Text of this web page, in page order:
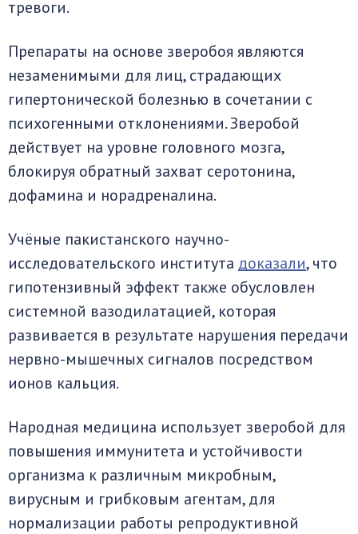
тревоги.
Препараты на основе зверобоя являются
незаменимыми для лиц, страдающих
гипертонической болезнью в сочетании с
психогенными отклонениями. Зверобой
действует на уровне головного мозга,
блокируя обратный захват серотонина,
дофамина и норадреналина.
Учёные пакистанского научно-
исследовательского института доказали, что
гипотензивный эффект также обусловлен
системной вазодилатацией, которая
развивается в результате нарушения передачи
нервно-мышечных сигналов посредством
ионов кальция.
Народная медицина использует зверобой для
повышения иммунитета и устойчивости
организма к различным микробным,
вирусным и грибковым агентам, для
нормализации работы репродуктивной